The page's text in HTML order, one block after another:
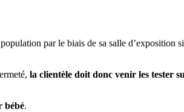
par le biais de sa salle d’exposition
la clientèle doit donc venir les tester
bébé.